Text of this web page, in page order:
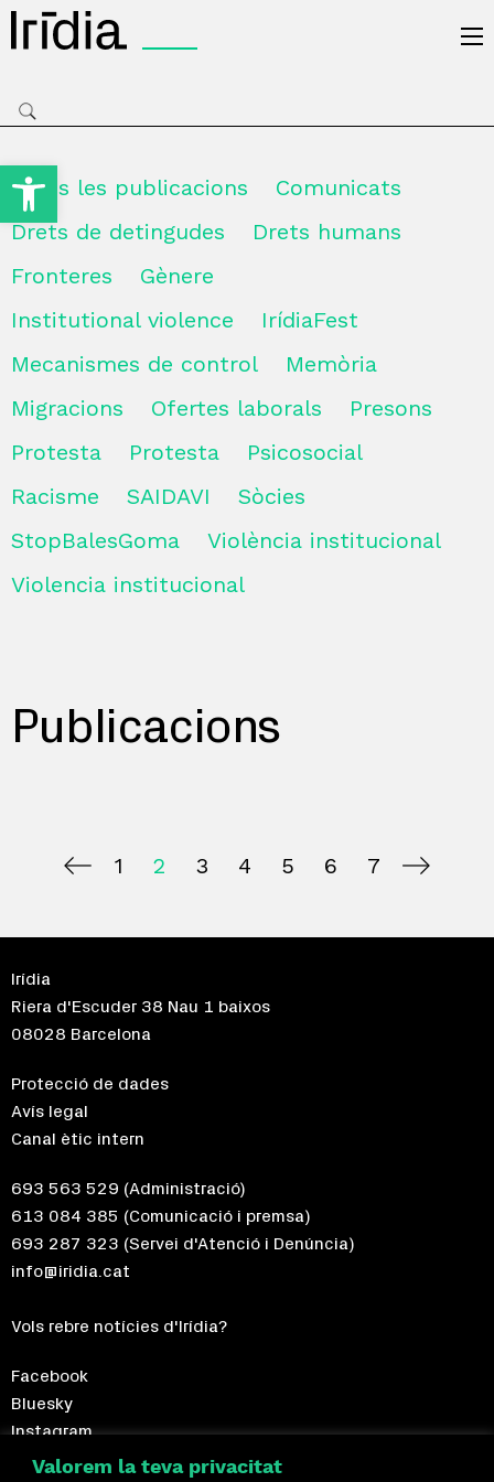
Obre la barra d'eines
Valorem la teva privacitat
Totes les publicacions
Comunicats
Drets de detingudes
Drets humans
Fronteres
Gènere
Institutional violence
IrídiaFest
Mecanismes de control
Memòria
Migracions
Ofertes laborals
Presons
Protesta
Protesta
Psicosocial
Racisme
SAIDAVI
Sòcies
StopBalesGoma
Violència institucional
Violencia institucional
Publicacions
1 2 3 4 5 6 7
Irídia
Riera d'Escuder 38 Nau 1 baixos
08028 Barcelona
Protecció de dades
Avís legal
Canal ètic intern
693 563 529 (Administració)
613 084 385 (Comunicació i premsa)
693 287 323 (Servei d'Atenció i Denúncia)
info@iridia.cat
Vols rebre notícies d'Irídia?
Facebook
Bluesky
Instagram
Telegram